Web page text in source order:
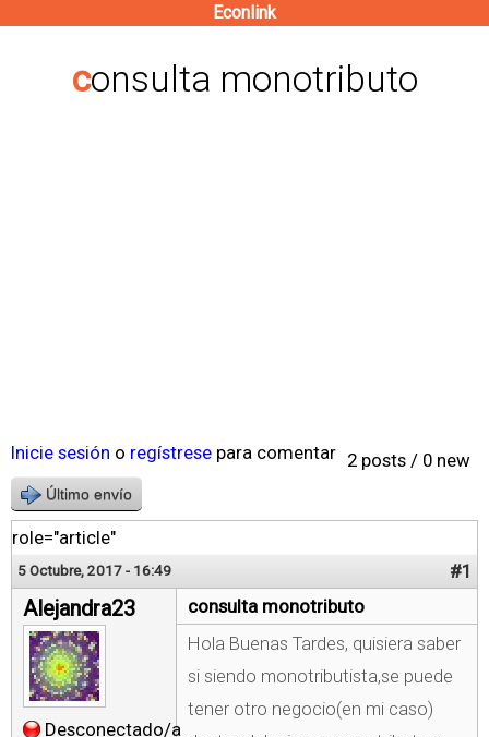
contenido
Econlink
consulta monotributo
2 posts / 0 new
Inicie sesión o regístrese para comentar
Último envío
role="article"
5 Octubre, 2017 - 16:49 #1
Alejandra23
Desconectado/a
consulta monotributo
Hola Buenas Tardes, quisiera saber
si siendo monotributista,se puede
tener otro negocio(en mi caso)